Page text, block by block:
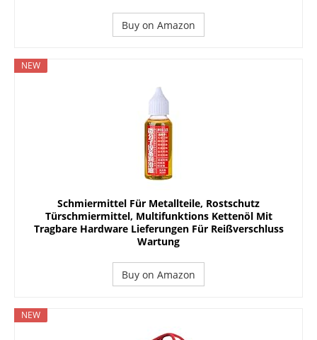
Buy on Amazon
NEW
Schmiermittel Für Metallteile, Rostschutz
Türschmiermittel, Multifunktions Kettenöl Mit
Tragbare Hardware Lieferungen Für Reißverschluss
Wartung
Buy on Amazon
NEW